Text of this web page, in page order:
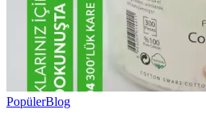
PopülerBlog